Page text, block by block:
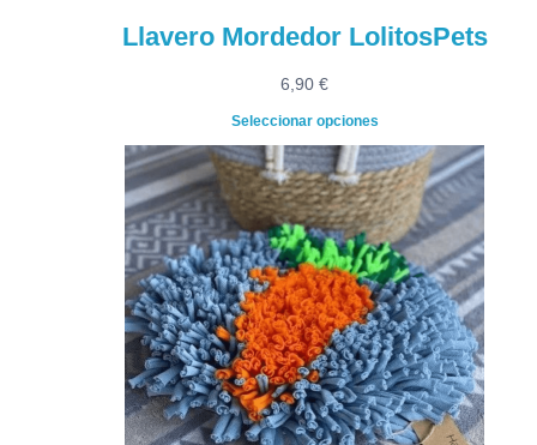
Llavero Mordedor LolitosPets
6,90 €
Seleccionar opciones